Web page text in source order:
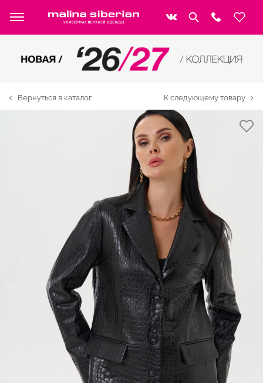
Вернуться в каталог К следующему товару